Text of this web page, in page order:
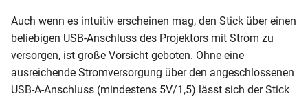
Auch wenn es intuitiv erscheinen mag, den Stick über einen
beliebigen USB-Anschluss des Projektors mit Strom zu
versorgen, ist große Vorsicht geboten. Ohne eine
ausreichende Stromversorgung über den angeschlossenen
USB-A-Anschluss (mindestens 5V/1,5) lässt sich der Stick